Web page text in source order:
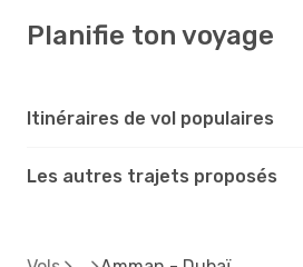
Planifie ton voyage
Itinéraires de vol populaires
Les autres trajets proposés